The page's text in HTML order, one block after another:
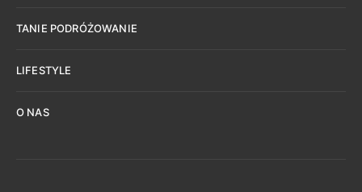
TANIE PODRÓŻOWANIE
LIFESTYLE
O NAS